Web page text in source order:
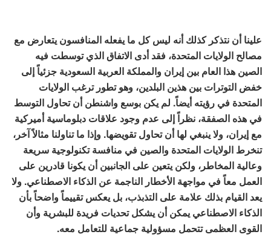
علينا أن نتذكر كذلك أنه ليس كل ما يفعله المنافسون يتعارض مع
مصالح الولايات المتحدة، فقد أدى الاتفاق الذي توسطت فيه
الصين هذا العام بين إيران والمملكة العربية السعودية جزئياً إلى
خفض التوترات بين هذين البلدين، وهو تطور ترغب الولايات
المتحدة في رؤيته أيضاً. لم يكن بوسع واشنطن أن تحاول التوسط
في هذه الصفقة، نظراً إلى عدم وجود علاقات دبلوماسية أميركية
مع إيران، ولا ينبغي لها أن تحاول تقويضها. وإذا ما تناولنا مثالاً آخر،
تنخرط الولايات المتحدة والصين في منافسة تكنولوجية سريعة
وعالية المخاطر، ولكن يتعين على الجانبين أن يكونا قادرين على
العمل معاً في مواجهة الأخطار الناجمة عن الذكاء الاصطناعي. ولا
يعد القيام بذلك علامة على التذبذب، بل يعكس تقييماً واضحاً بأن
الذكاء الاصطناعي يمكن أن يشكل تحديات فريدة للبشرية وأن
القوى العظمى تتحمل مسؤولية جماعية للتعامل معه.